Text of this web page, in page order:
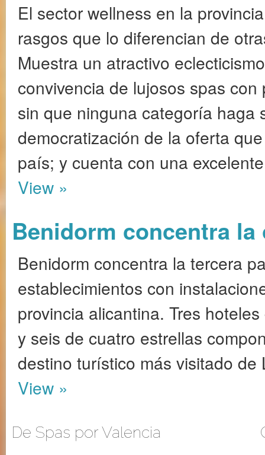
El sector wellness en la
rasgos que lo diferencian de
Muestra un atractivo
convivencia de lujosos spas
sin que ninguna categoría haga
democratización de la oferta
país; y cuenta con una
View »
Benidorm concentra
Benidorm concentra la tercera
establecimientos con
provincia alicantina. Tres
y seis de cuatro estrellas
destino turístico más visitado de
View »
De Spas por Valencia